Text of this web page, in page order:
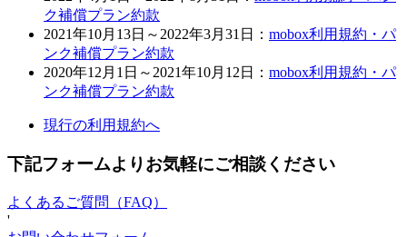
ク補償プラン約款
2021年10月13日～2022年3月31日： mobox利用規約・パ
ンク補償プラン約款
2020年12月1日～2021年10月12日： mobox利用規約・パ
ンク補償プラン約款
現行の利用規約へ
下記フォームよりお気軽にご相談ください
よくあるご質問（FAQ）
'